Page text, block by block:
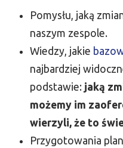
Pomysłu, jaką
naszym zespole.
Wiedzy, jakie
najbardziej
podstawie: jaką
możemy im
wierzyli, że to
Przygotowania